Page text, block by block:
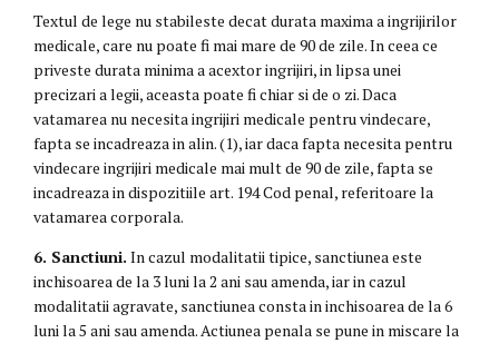
Textul de lege nu stabileste decat durata maxima a ingrijirilor
medicale, care nu poate fi mai mare de 90 de zile. In ceea ce
priveste durata minima a acextor ingrijiri, in lipsa unei
precizari a legii, aceasta poate fi chiar si de o zi. Daca
vatamarea nu necesita ingrijiri medicale pentru vindecare,
fapta se incadreaza in alin. (1), iar daca fapta necesita pentru
vindecare ingrijiri medicale mai mult de 90 de zile, fapta se
incadreaza in dispozitiile art. 194 Cod penal, referitoare la
vatamarea corporala.
6. Sanctiuni. In cazul modalitatii tipice, sanctiunea este
inchisoarea de la 3 luni la 2 ani sau amenda, iar in cazul
modalitatii agravate, sanctiunea consta in inchisoarea de la 6
luni la 5 ani sau amenda. Actiunea penala se pune in miscare la